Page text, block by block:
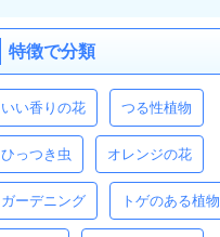
特徴で分類
いい香りの花 つる性植物
ひっつき虫 オレンジの花
ガーデニング トゲのある植物